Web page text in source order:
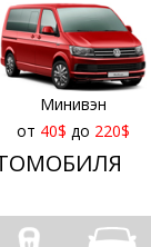
Минивэн
от 40$ до 220$